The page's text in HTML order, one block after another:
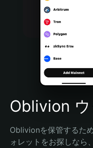
Bahasa Indonesia
Português (Brasil)
Español (Argentina)
Oblivion ウ
Oblivionを保管するた
ォレットをお探しなら